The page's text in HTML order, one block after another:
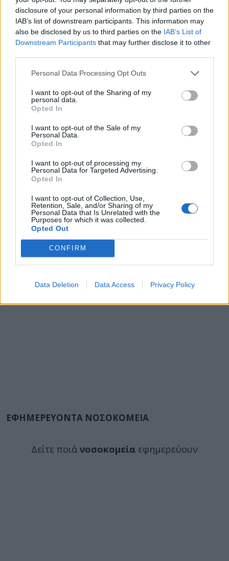
disclosure of your personal information by third parties on the
IAB’s list of downstream participants. This information may
also be disclosed by us to third parties on the IAB’s List of
Downstream Participants that may further disclose it to other
Personal Data Processing Opt Outs
I want to opt-out of the Sharing of my
personal data.
Opted In
I want to opt-out of the Sale of my
Personal Data.
Opted In
I want to opt-out of processing my
Personal Data for Targeted Advertising.
Opted In
I want to opt-out of Collection, Use,
Retention, Sale, and/or Sharing of my
Personal Data that Is Unrelated with the
Purposes for which it was collected.
Opted Out
CONFIRM
Data Deletion Data Access Privacy Policy
ΕΦΗΜΕΡΕΥΟΝΤΑ ΝΟΣΟΚΟΜΕΙΑ
Δείτε ποιά νοσοκομεία εφημερεύουν